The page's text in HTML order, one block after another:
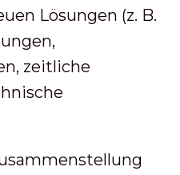
Lösungen (z. B.
zeitliche